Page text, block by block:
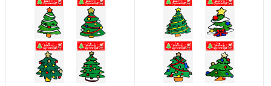
европодвес
Авторизуйтесь, чтобы
увидеть цену
890 товаров
Авторизуйтесь, чтобы
увидеть цену
349 товаров